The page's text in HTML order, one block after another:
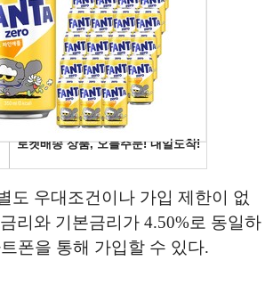
도 우대조건이나 가입 제한이 없
리와 기본금리가 4.50%로 동일하
폰을 통해 가입할 수 있다.